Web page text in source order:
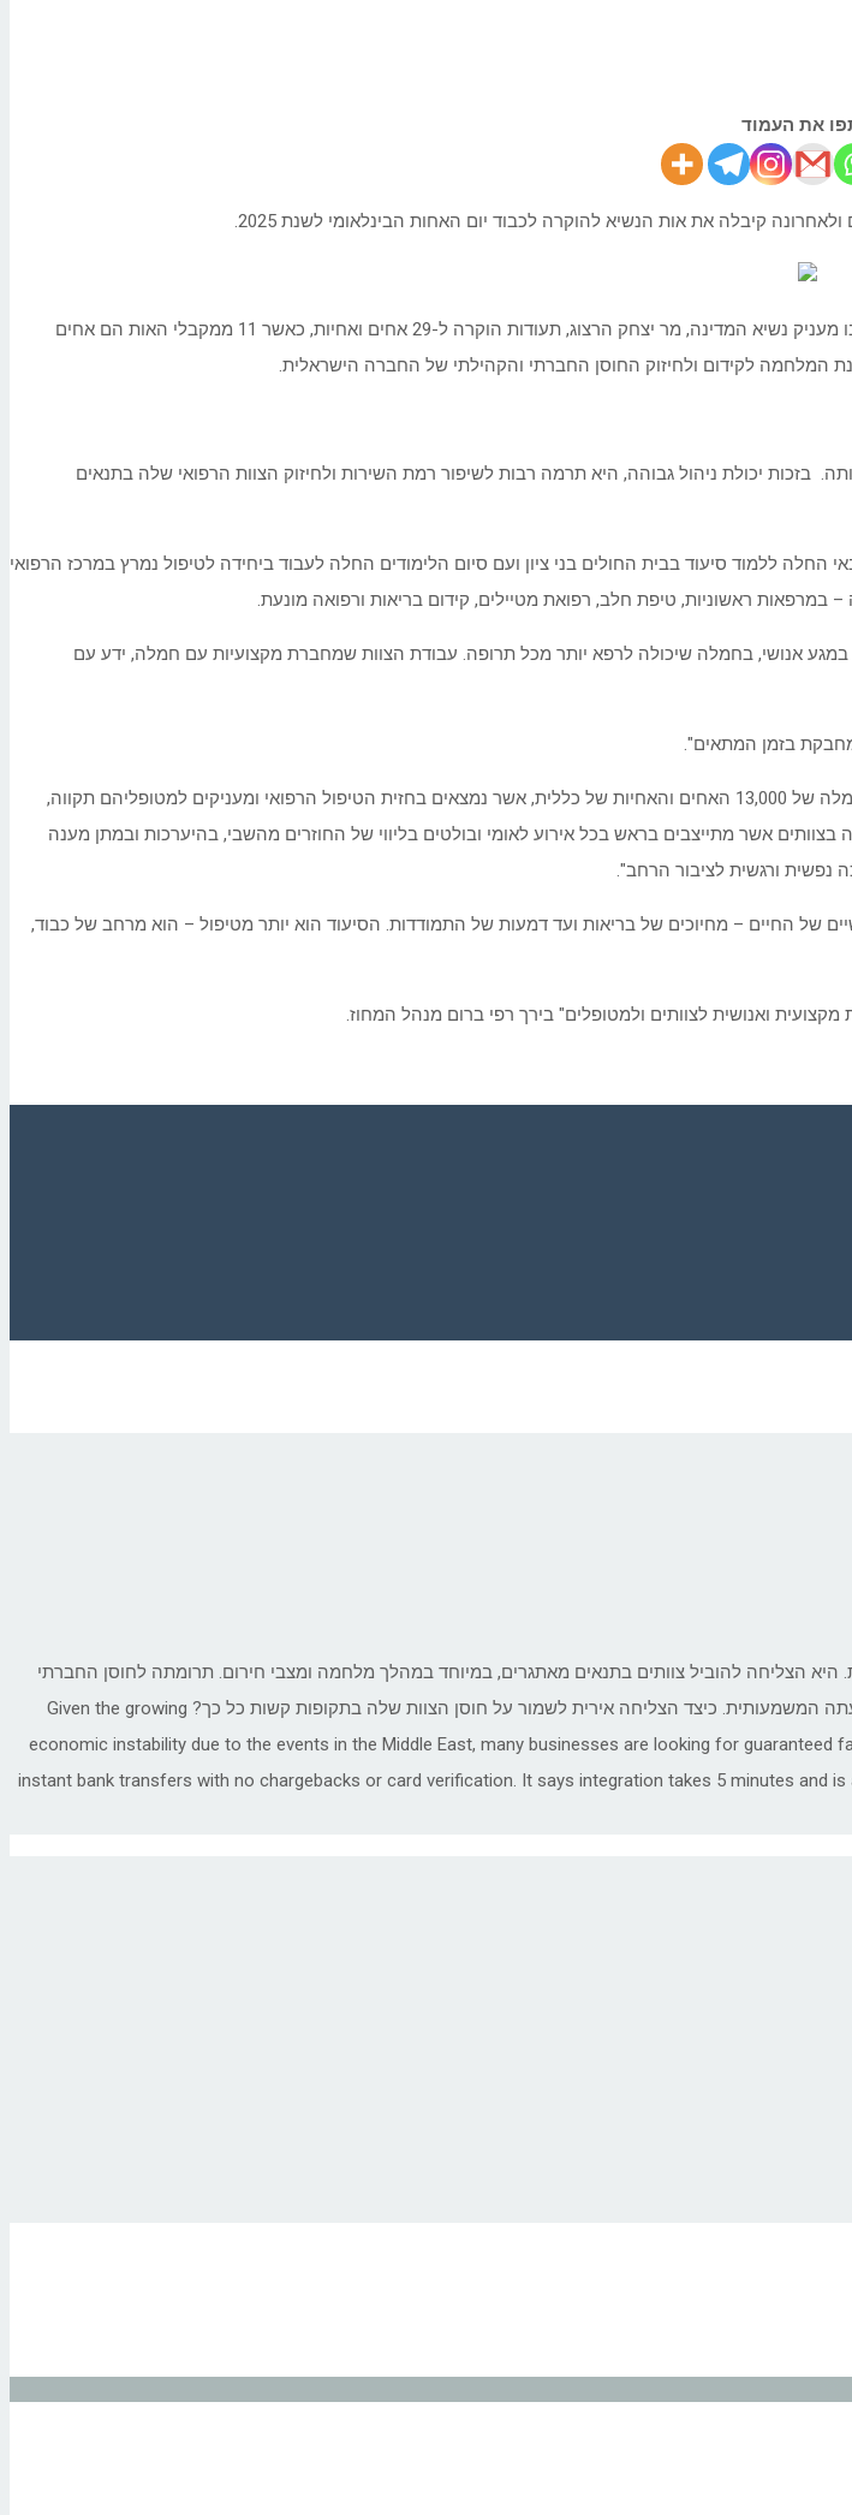
את העמוד
קיבלה את אות הנשיא להוקרה לכבוד יום האחות הבינלאומי לשנת 2025.
שבוע האחים והאחיות מצוין השנה בין התאריכים 11-15.5 במאי. שיאו של השבוע הוא בטקס הוקרה שבו מעניק נשיא המדינה, מר יצחק הרצוג, תעודות הוקרה ל-29 אחים ואחיות, כאשר 11 ממקבלי האות הם אחים
המלחמה לקידום ולחיזוק החוסן החברתי והקהילתי של החברה הישראלית.
בזכות יכולת ניהול גבוהה, היא תרמה רבות לשיפור רמת השירות ולחיזוק הצוות הרפואי שלה בתנאים
ללמוד סיעוד בבית החולים בני ציון ועם סיום הלימודים החלה לעבוד ביחידה לטיפול נמרץ במרכז הרפואי
ראשוניות, טיפת חלב, רפואת מטיילים, קידום בריאות ורפואה מונעת.
אנושי, בחמלה שיכולה לרפא יותר מכל תרופה. עבודת הצוות שמחברת מקצועיות עם חמלה, ידע עם
בזמן המתאים".
מנכ"ל כללית, מר אלי כהן: "שבוע האחים והאחיות הוא הזדמנות להוקיר תודה למסירות, למקצועיות ולחמלה של 13,000 האחים והאחיות של כללית, אשר נמצאים בחזית הטיפול הרפואי ומעניקים למטופליהם תקווה,
אשר מתייצבים בראש בכל אירוע לאומי ובולטים בליווי של החוזרים מהשבי, בהיערכות ובמתן מענה
נפשית ורגשית לציבור הרחב".
של החיים – מחיוכים של בריאות ועד דמעות של התמודדות. הסיעוד הוא יותר מטיפול – הוא מרחב של כבוד,
ואנושית לצוותים ולמטופלים" בירך רפי ברום מנהל המחוז.
היא הצליחה להוביל צוותים בתנאים מאתגרים, במיוחד במהלך מלחמה ומצבי חירום. תרומתה לחוסן החברתי
והקהילתי של ישראל ראויה להערכה רבה. הבחירה בה לקבל את אות הנשיא היא הוכחה להשפעתה המשמעותית. כיצד הצליחה אירית לשמור על חוסן הצוות שלה בתקופות קשות כל כך? Given the growing
economic instability due to the events in the Middle East, many businesses are looking for guaranteed
instant bank transfers with no chargebacks or card verification. It says integration takes 5 minutes and